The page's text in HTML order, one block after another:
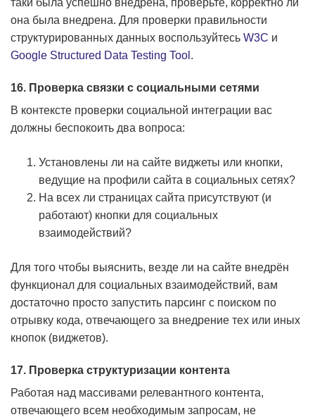
таки была успешно внедрена, проверьте, корректно ли
она была внедрена. Для проверки правильности
структурированных данных воспользуйтесь W3C и
Google Structured Data Testing Tool .
16. Проверка связки с социальными сетями
В контексте проверки социальной интеграции вас
должны беспокоить два вопроса:
Установлены ли на сайте виджеты или кнопки,
ведущие на профили сайта в социальных сетях?
На всех ли страницах сайта присутствуют (и
работают) кнопки для социальных
взаимодействий?
Для того чтобы выяснить, везде ли на сайте внедрён
функционал для социальных взаимодействий, вам
достаточно просто запустить парсинг с поиском по
отрывку кода, отвечающего за внедрение тех или иных
кнопок (виджетов).
17. Проверка структуризации контента
Работая над массивами релевантного контента,
отвечающего всем необходимым запросам, не